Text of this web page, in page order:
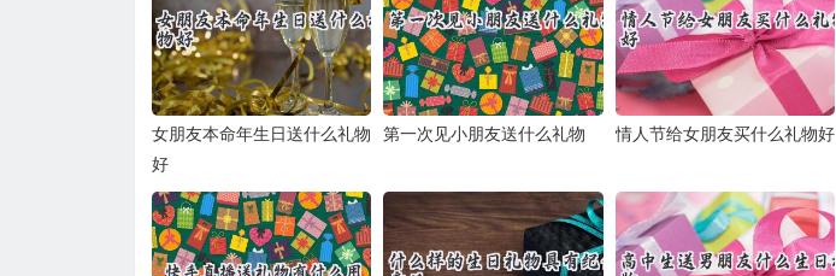
女朋友本命年生日送什么礼物
好
第一次见小朋友送什么礼物 情人节给女朋友买什么礼物好